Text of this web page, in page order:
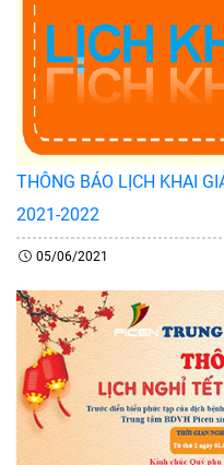
THÔNG BÁO LỊCH KHAI
2021-2022
05/06/2021